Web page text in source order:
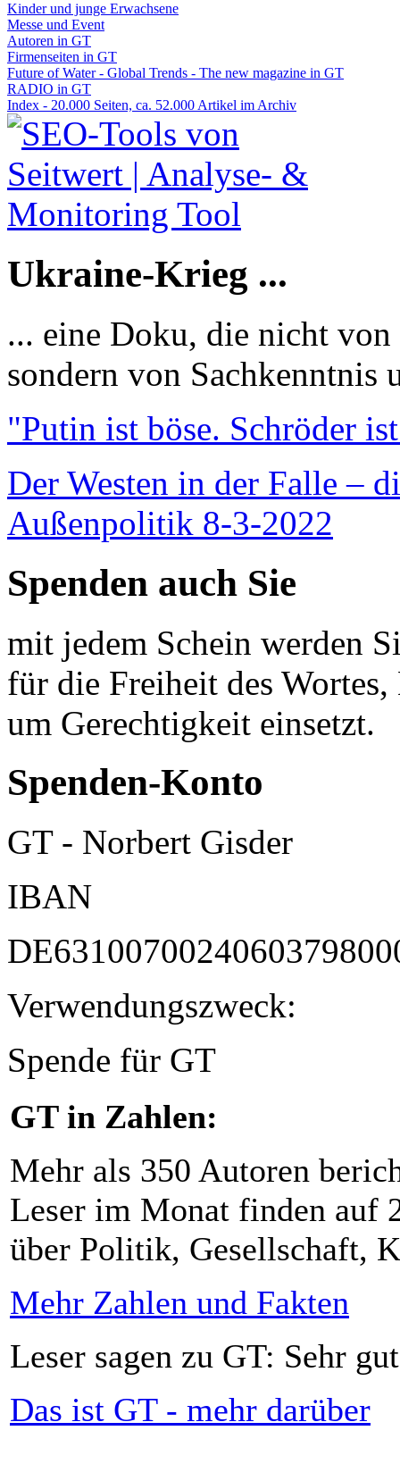
Kinder und junge Erwachsene
Messe und Event
Autoren in GT
Firmenseiten in GT
Future of Water - Global Trends - The new magazine in GT
RADIO in GT
Index - 20.000 Seiten, ca. 52.000 Artikel im Archiv
Ukraine-Krieg ...
... eine Doku, die nicht
sondern von Sachkenntnis
"Putin ist böse. Schröder
Der Westen in der Falle –
Außenpolitik 8-3-2022
Spenden auch Sie
mit jedem Schein werden
für die Freiheit des
um Gerechtigkeit einsetzt.
Spenden-Konto
GT - Norbert Gisder
IBAN
Verwendungszweck:
Spende für GT
GT in Zahlen:
Mehr als 350 Autoren
Leser im Monat finden auf
über Politik, Gesellschaft,
Mehr Zahlen und Fakten
Leser sagen zu GT: Sehr
Das ist GT - mehr darüber